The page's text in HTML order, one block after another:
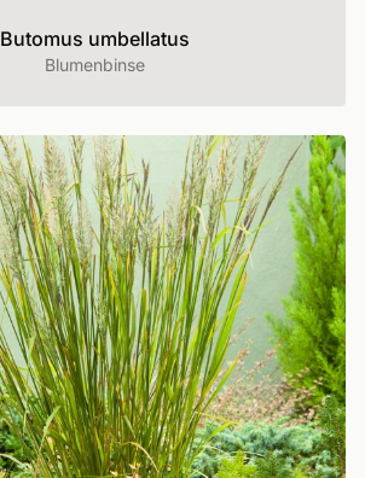
Butomus umbellatus
Blumenbinse